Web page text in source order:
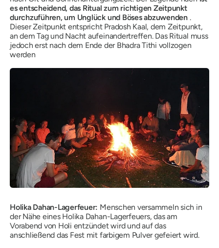
es entscheidend, das Ritual zum richtigen Zeitpunkt
durchzuführen, um Unglück und Böses abzuwenden.
Dieser Zeitpunkt entspricht Pradosh Kaal, dem Zeitpunkt,
an dem Tag und Nacht aufeinandertreffen. Das Ritual muss
jedoch erst nach dem Ende der Bhadra Tithi vollzogen
werden
Holika Dahan-Lagerfeuer: Menschen versammeln sich in
der Nähe eines Holika Dahan-Lagerfeuers, das am
Vorabend von Holi entzündet wird und auf das
anschließend das Fest mit farbigem Pulver gefeiert wird.